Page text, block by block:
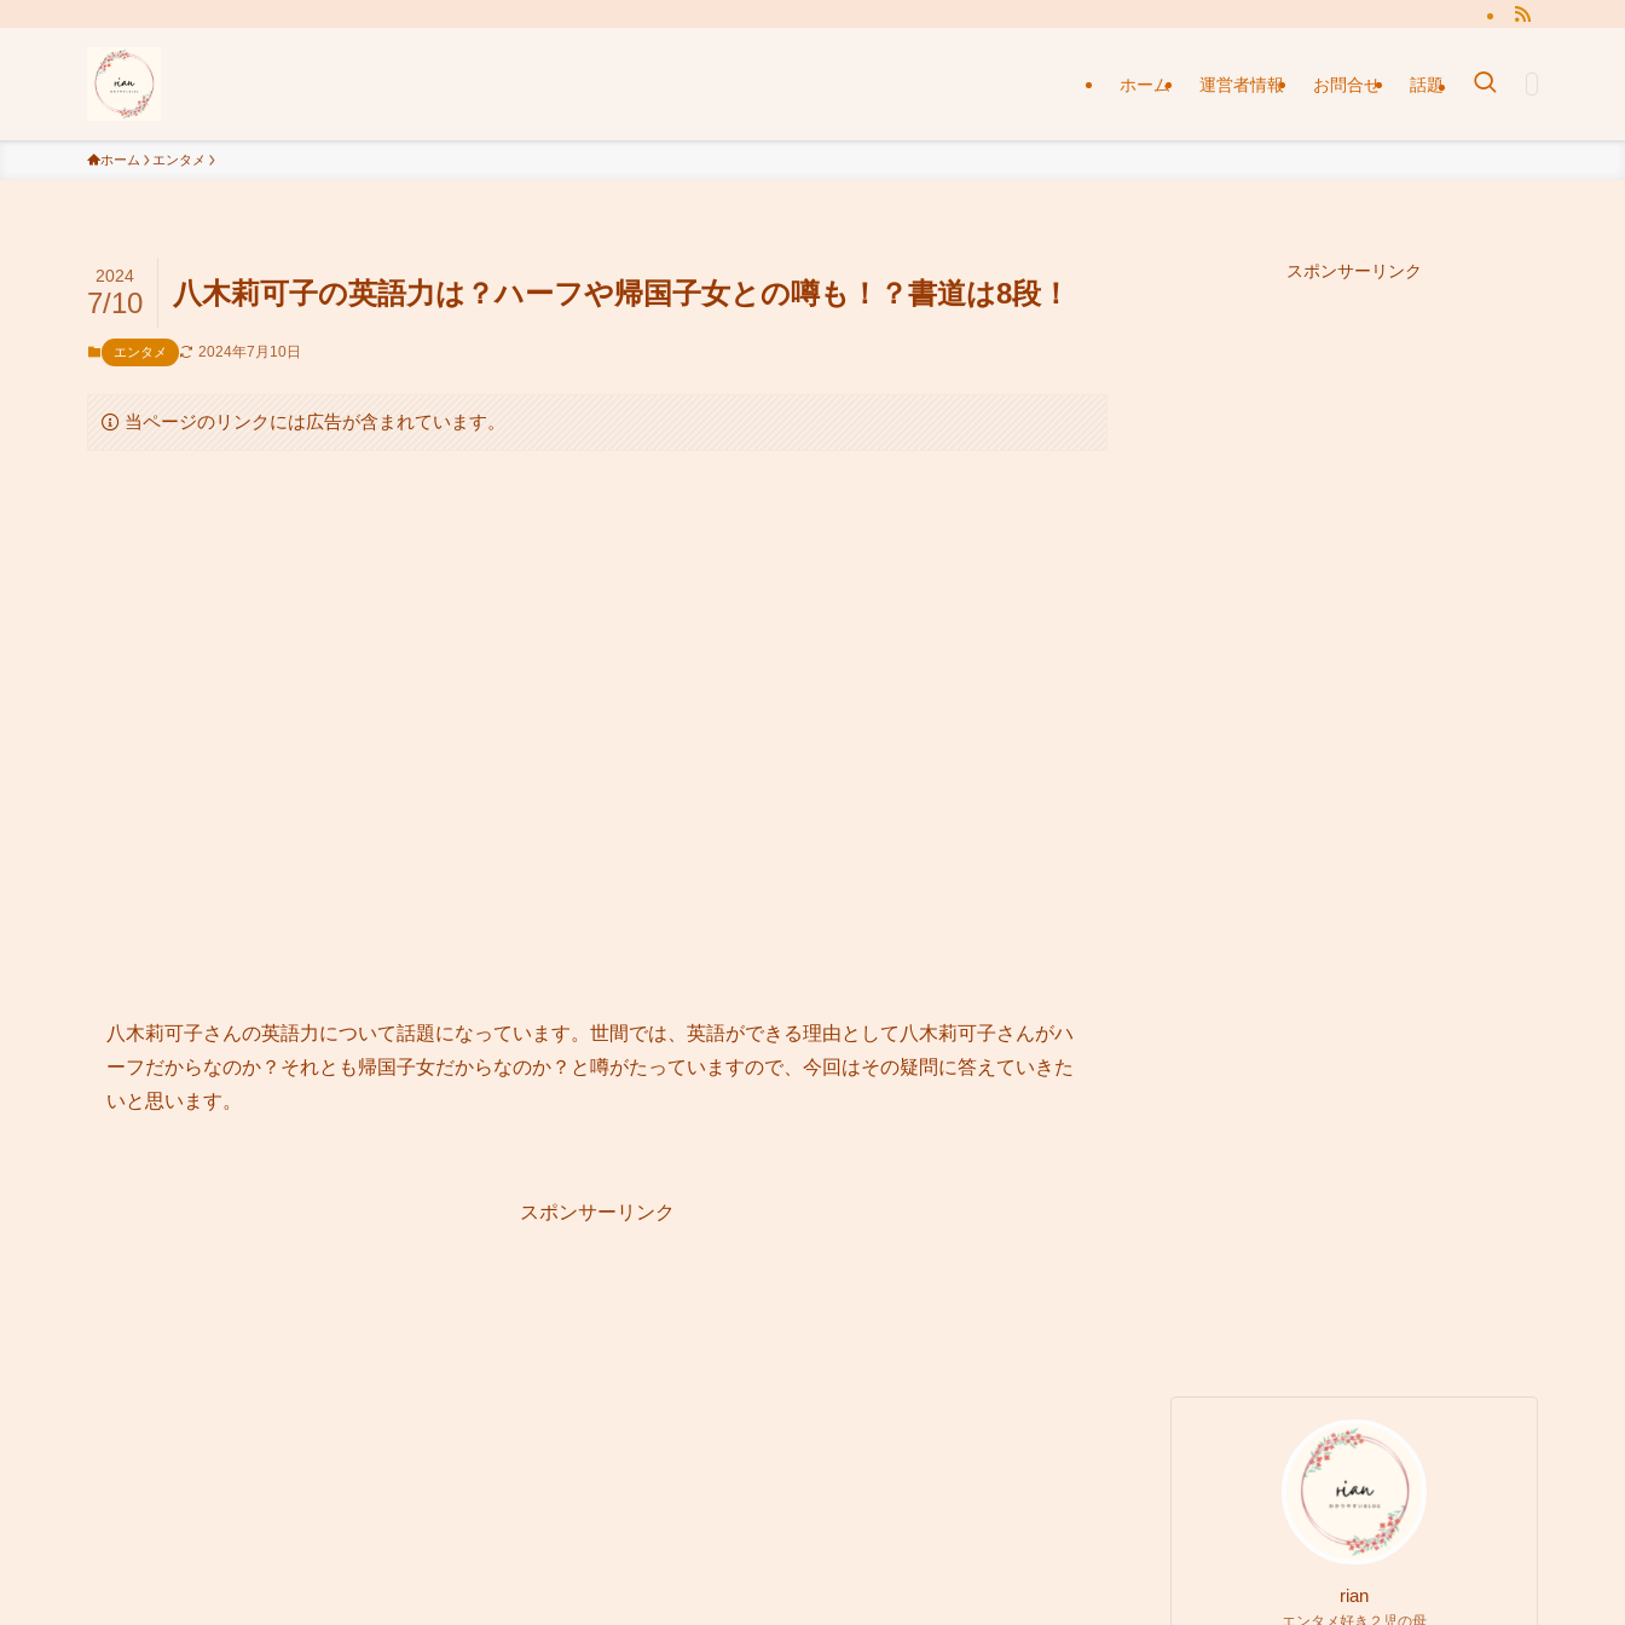
ホーム 運営者情報 お問合せ 話題
ホーム エンタメ
八木莉可子の英語力は？ハーフや帰国子女との噂も！？書道は8段！
2024
7/10
エンタメ 2024年7月10日
当ページのリンクには広告が含まれています。
八木莉可子さんの英語力について話題になっています。世間では、英語ができる理由として八木莉可子さんがハ
ーフだからなのか？それとも帰国子女だからなのか？と噂がたっていますので、今回はその疑問に答えていきた
いと思います。
スポンサーリンク
スポンサーリンク
rian
エンタメ好き２児の母